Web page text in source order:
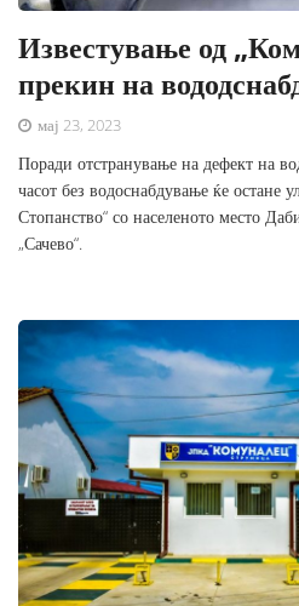
Известување од
прекин на
мај 23, 2023
Поради отстранување на дефект на
часот без водоснабдување ќе остане
Стопанство“ со населеното место
„Сачево“.